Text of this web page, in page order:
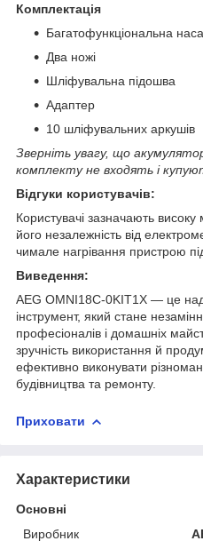
Комплектація
Багатофункціональна
Два ножі
Шліфувальна підошва
Адаптер
10 шліфувальних аркушів
Зверніть увагу, що
комплекту не входять і
Відгуки користувачів:
Користувачі зазначають високу
його незалежність від
чимале нагрівання пристрою
Виведення:
AEG OMNI18C-0KIT1X — це
інструмент, який стане
професіоналів і домашніх
зручність використання й
ефективно виконувати
будівництва та ремонту.
Приховати
Характеристики
Основні
Виробник